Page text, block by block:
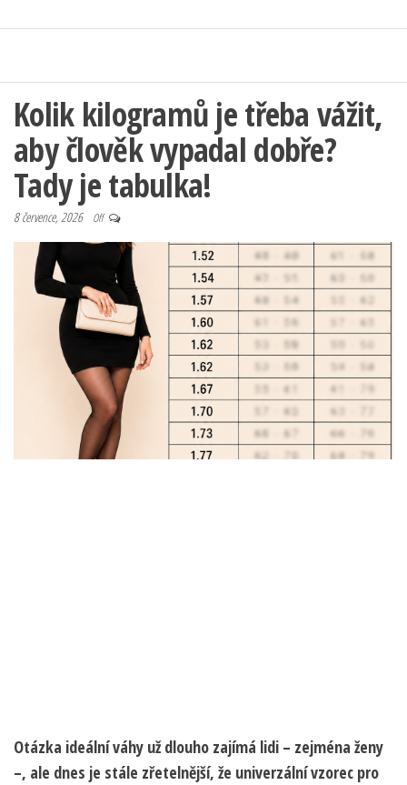
Kolik kilogramů je třeba vážit,
aby člověk vypadal dobře?
Tady je tabulka!
8 července, 2026 Off
Otázka ideální váhy už dlouho zajímá lidi – zejména ženy
–, ale dnes je stále zřetelnější, že univerzální vzorec pro